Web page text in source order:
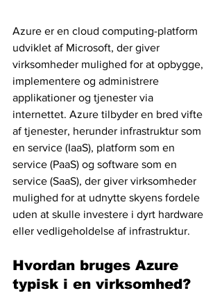
Azure er en cloud computing-platform
udviklet af Microsoft, der giver
virksomheder mulighed for at opbygge,
implementere og administrere
applikationer og tjenester via
internettet. Azure tilbyder en bred vifte
af tjenester, herunder infrastruktur som
en service (IaaS), platform som en
service (PaaS) og software som en
service (SaaS), der giver virksomheder
mulighed for at udnytte skyens fordele
uden at skulle investere i dyrt hardware
eller vedligeholdelse af infrastruktur.
Hvordan bruges Azure
typisk i en virksomhed?